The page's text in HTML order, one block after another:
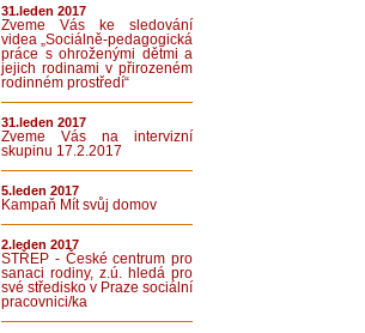
31.leden 2017
Zveme Vás ke sledování
videa „Sociálně-pedagogická
práce s ohroženými dětmi a
jejich rodinami v přirozeném
rodinném prostředí“
31.leden 2017
Zveme Vás na intervizní
skupinu 17.2.2017
5.leden 2017
Kampaň Mít svůj domov
2.leden 2017
STŘEP - České centrum pro
sanaci rodiny, z.ú. hledá pro
své středisko v Praze sociální
pracovnici/ka